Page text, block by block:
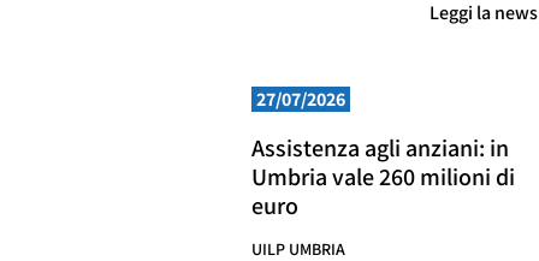
Leggi la news
27/07/2026
Assistenza agli anziani: in
Umbria vale 260 milioni di
euro
UILP UMBRIA